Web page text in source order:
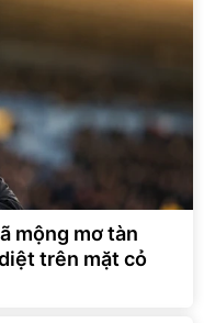
mộng mơ tàn
trên mặt cỏ